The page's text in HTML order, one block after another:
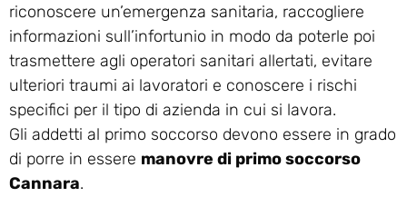
riconoscere un’emergenza sanitaria, raccogliere
informazioni sull’infortunio in modo da poterle poi
trasmettere agli operatori sanitari allertati, evitare
ulteriori traumi ai lavoratori e conoscere i rischi
specifici per il tipo di azienda in cui si lavora.
Gli addetti al primo soccorso devono essere in grado
di porre in essere manovre di primo soccorso
Cannara.